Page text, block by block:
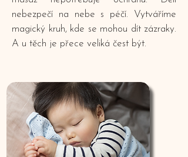
nebezpečí na nebe s péčí. Vytváříme
magický kruh, kde se mohou dít zázraky.
A u těch je přece veliká čest být.